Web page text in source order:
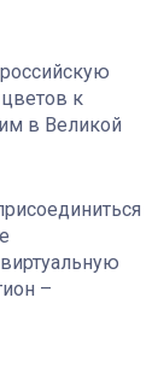
к
в Великой
–